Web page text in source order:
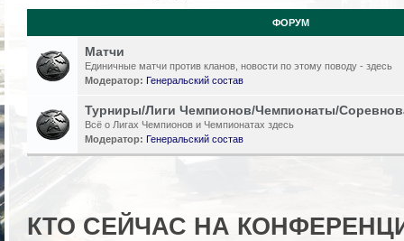
ФОРУМ
Матчи
Единичные матчи против кланов, новости по этому поводу - здесь
Модератор: Генеральский состав
Турниры/Лиги Чемпионов/Чемпионаты/
Всё о Лигах Чемпионов и Чемпионатах здесь
Модератор: Генеральский состав
КТО СЕЙЧАС НА